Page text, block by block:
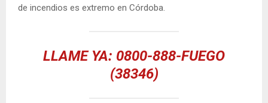
de incendios es extremo en Córdoba.
LLAME YA: 0800-888-FUEGO
(38346)